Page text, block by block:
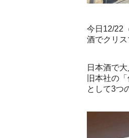
今日12/22
酒でクリ
日本酒で
旧本社の
として3つ